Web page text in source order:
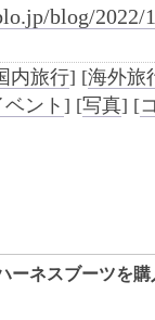
blog/2022/
内旅行] [海外旅
ベント ] [写真] [
ーネスブーツを購